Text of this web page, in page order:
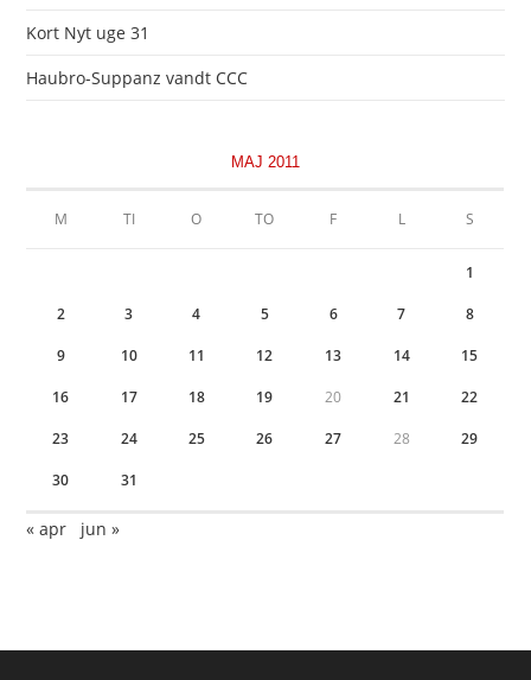
Kort Nyt uge 31
Haubro-Suppanz vandt CCC
MAJ 2011
M TI O TO F L S
1
2 3 4 5 6 7 8
9 10 11 12 13 14 15
16 17 18 19 20 21 22
23 24 25 26 27 28 29
30 31
« apr jun »